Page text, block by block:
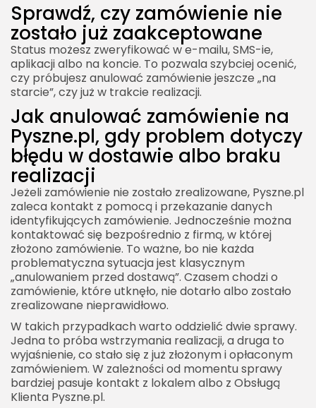
Sprawdź, czy zamówienie nie
zostało już zaakceptowane
Status możesz zweryfikować w e-mailu, SMS-ie,
aplikacji albo na koncie. To pozwala szybciej ocenić,
czy próbujesz anulować zamówienie jeszcze „na
starcie”, czy już w trakcie realizacji.
Jak anulować zamówienie na
Pyszne.pl, gdy problem dotyczy
błędu w dostawie albo braku
realizacji
Jeżeli zamówienie nie zostało zrealizowane, Pyszne.pl
zaleca kontakt z pomocą i przekazanie danych
identyfikujących zamówienie. Jednocześnie można
kontaktować się bezpośrednio z firmą, w której
złożono zamówienie. To ważne, bo nie każda
problematyczna sytuacja jest klasycznym
„anulowaniem przed dostawą”. Czasem chodzi o
zamówienie, które utknęło, nie dotarło albo zostało
zrealizowane nieprawidłowo.
W takich przypadkach warto oddzielić dwie sprawy.
Jedna to próba wstrzymania realizacji, a druga to
wyjaśnienie, co stało się z już złożonym i opłaconym
zamówieniem. W zależności od momentu sprawy
bardziej pasuje kontakt z lokalem albo z Obsługą
Klienta Pyszne.pl.